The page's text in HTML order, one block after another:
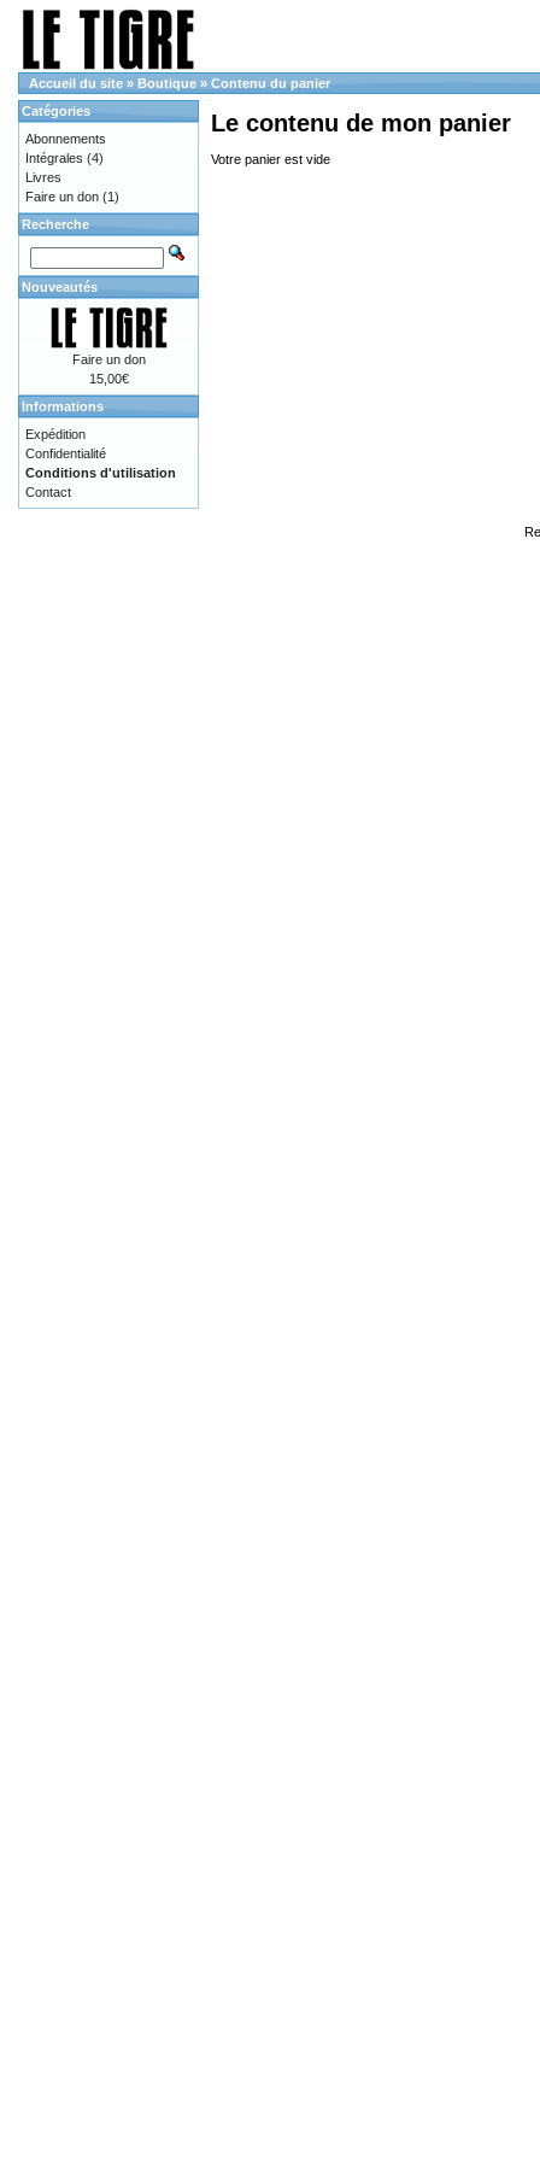
Accueil du site » Boutique » Contenu du panier
Le contenu de mon panier
Votre panier est vide
Catégories
Abonnements
Intégrales (4)
Livres
Faire un don (1)
Recherche
Nouveautés
Faire un don
15,00€
Informations
Expédition
Confidentialité
Conditions d'utilisation
Contact